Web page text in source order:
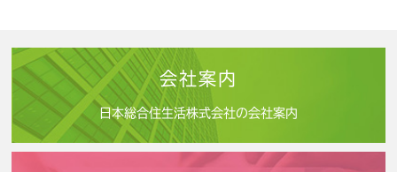
会社案内
日本総合住生活株式会社の会社案内